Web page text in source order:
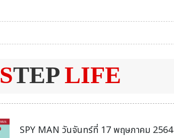
STEP LIFE
SPY MAN วันจันทร์ที่ 17 พฤษภาคม 2564